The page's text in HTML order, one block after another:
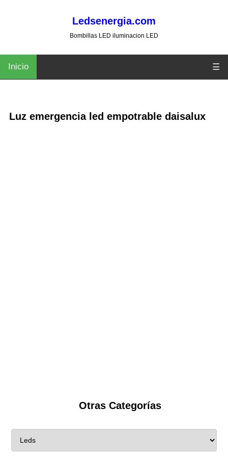
Ledsenergia.com
Bombillas LED iluminacion LED
Inicio ☰
Luz emergencia led empotrable daisalux
Otras Categorías